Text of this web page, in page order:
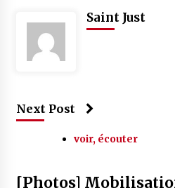
Saint Just
Next Post
voir, écouter
[Photos]